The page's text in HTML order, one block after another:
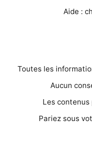
Aide :
Toutes les
Aucun
Les
Pariez sous